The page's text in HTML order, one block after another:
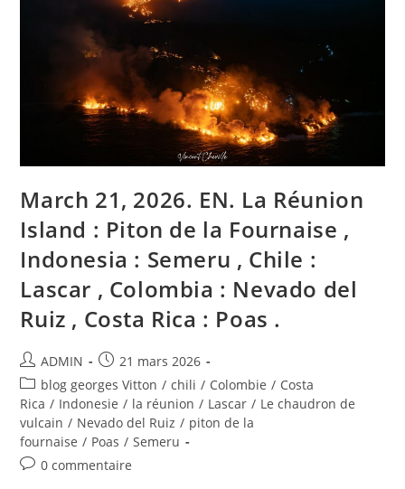
La
Fournaise
Colombie
:
Puracé
–
Chaîne
Volcanique
Los
Coconucos
Chili
Lascar
,
:
Great
Sitkin
.
March 21, 2026. EN. La Réunion
Island : Piton de la Fournaise ,
Indonesia : Semeru , Chile :
Lascar , Colombia : Nevado del
Ruiz , Costa Rica : Poas .
Auteur/autrice
de
la
publication :
ADMIN
Publication
publiée :
21 mars 2026
Post
category:
blog georges Vitton / chili / Colombie / Costa
Rica / Indonesie / la réunion / Lascar / Le chaudron de
vulcain / Nevado del Ruiz / piton de la
fournaise / Poas / Semeru
Commentaires
0 commentaire